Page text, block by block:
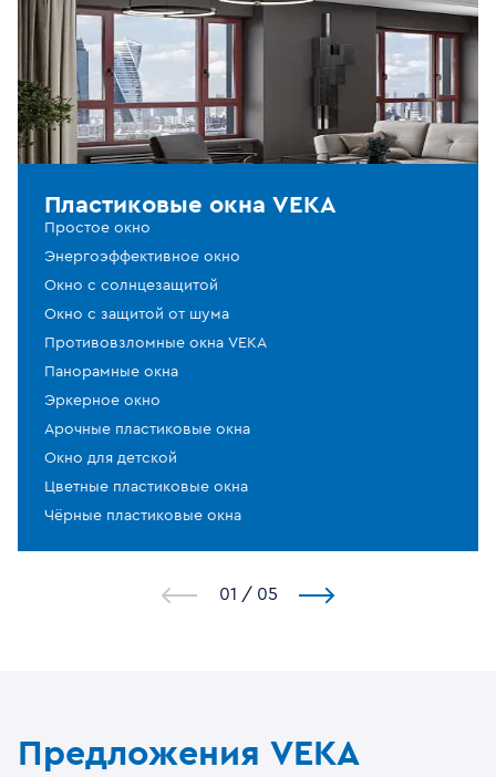
Пластиковые окна VEKA
Простое окно
Энергоэффективное окно
Окно с солнцезащитой
Окно с защитой от шума
Противовзломные окна VEKA
Панорамные окна
Эркерное окно
Арочные пластиковые окна
Окно для детской
Цветные пластиковые окна
Чёрные пластиковые окна
1 / 5
Предложения VEKA